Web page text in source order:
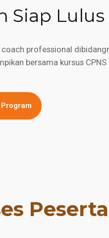
Lulus
professional
bersama kursus CPNS
Peserta